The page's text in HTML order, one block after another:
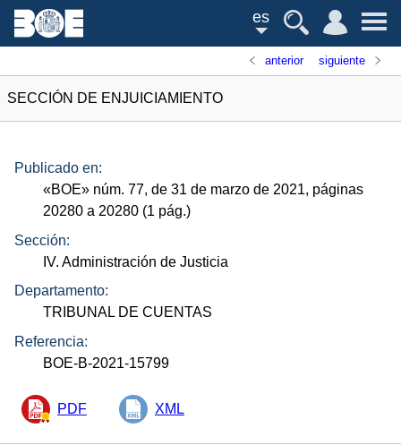
es
anterior siguiente
SECCIÓN DE ENJUICIAMIENTO
Publicado en:
«BOE» núm. 77, de 31 de marzo de 2021, páginas
20280 a 20280 (1 pág.)
Sección:
IV. Administración de Justicia
Departamento:
TRIBUNAL DE CUENTAS
Referencia:
BOE-B-2021-15799
PDF XML